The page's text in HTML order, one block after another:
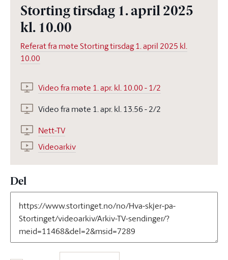
Storting tirsdag 1. april 2025
kl. 10.00
Referat fra møte Storting tirsdag 1. april 2025 kl.
10.00
Video fra møte 1. apr. kl. 10.00 - 1/2
Video fra møte 1. apr. kl. 13.56 - 2/2
Nett-TV
Videoarkiv
Del